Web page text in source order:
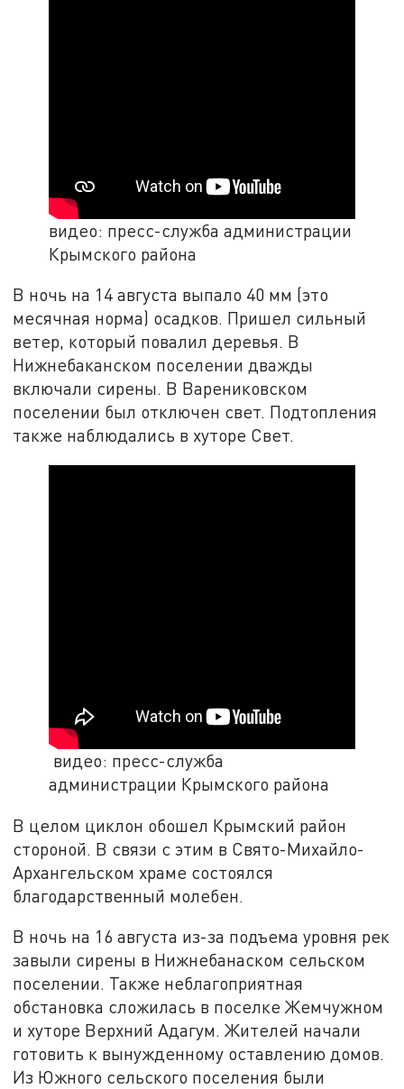
видео: пресс-служба администрации
Крымского района
В ночь на 14 августа выпало 40 мм (это
месячная норма) осадков. Пришел сильный
ветер, который повалил деревья. В
Нижнебаканском поселении дважды
включали сирены. В Варениковском
поселении был отключен свет. Подтопления
также наблюдались в хуторе Свет.
видео: пресс-служба
администрации Крымского района
В целом циклон обошел Крымский район
стороной. В связи с этим в Свято-Михайло-
Архангельском храме состоялся
благодарственный молебен.
В ночь на 16 августа из-за подъема уровня рек
завыли сирены в Нижнебанаском сельском
поселении. Также неблагоприятная
обстановка сложилась в поселке Жемчужном
и хуторе Верхний Адагум. Жителей начали
готовить к вынужденному оставлению домов.
Из Южного сельского поселения были